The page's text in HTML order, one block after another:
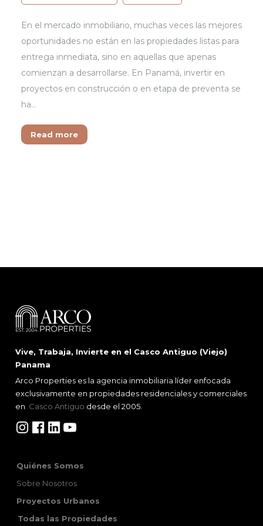
En el mercado inmobiliario, muchas veces las mejores
oportunidades no están en las propiedades listas para
entrega inmediata, sino en aquellas que apenas
comienzan a desarrollarse. En Panamá, invertir en
proyectos en construcción o en etapa de preventa se
ha…
Read more
Vive, Trabaja, Invierte en el Casco Antiguo (Viejo)
Panama
Arco Properties es la agencia inmobiliaria líder enfocada
exclusivamente en propiedades residenciales y comerciales
en Casco Antiguo desde el 2005.
Quiénes Somos
Sobre Nosotros
Proyectos Urbanos
Todas las Propiedades